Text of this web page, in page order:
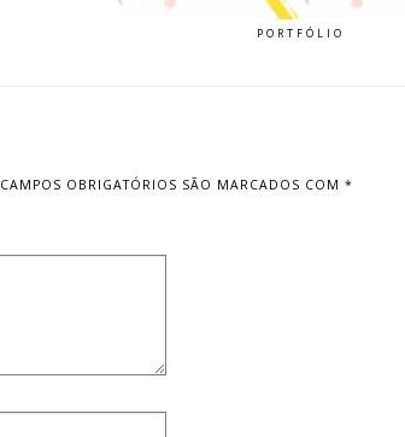
PORTFÓLIO
CAMPOS OBRIGATÓRIOS SÃO MARCADOS COM *